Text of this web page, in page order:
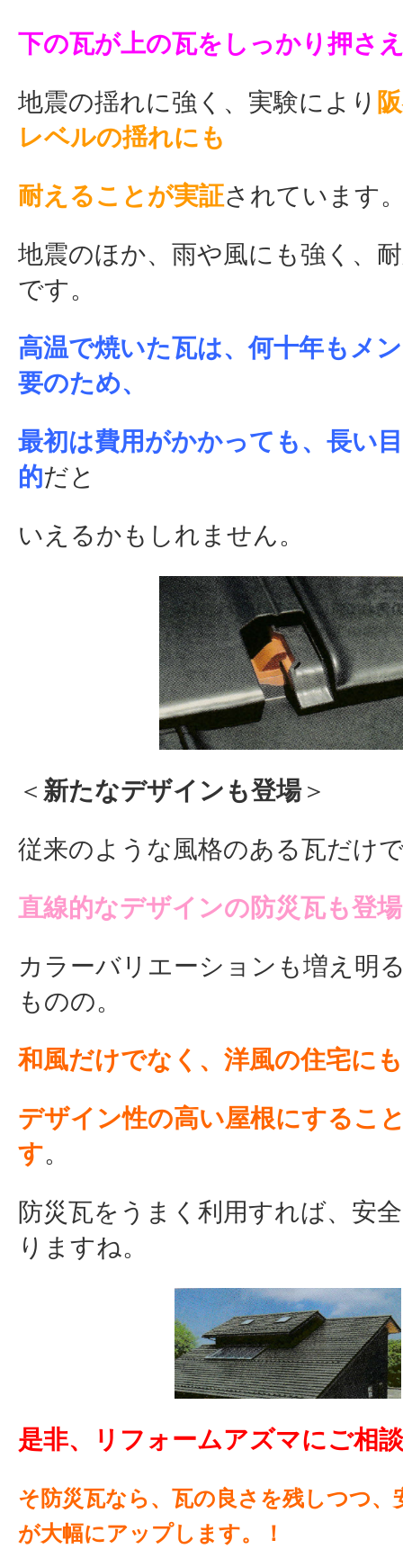
下の瓦が上の瓦をしっかり押さ
地震の揺れに強く、実験により
レベルの揺れにも
耐えることが実証されています
地震のほか、雨や風にも強く、
です。
高温で焼いた瓦は、何十年もメ
要のため、
最初は費用がかかっても、長い
的だと
いえるかもしれません。
＜ 新たなデザインも登場＞
従来のような風格のある瓦だけ
直線的なデザインの防災瓦も登場
カラーバリエーションも増え明
ものの。
和風だけでなく、洋風の住宅に
デザイン性の高い屋根にするこ
す。
防災瓦をうまく利用すれば、安
りますね。
是非、リフォームアズマにご相
そ防災瓦なら、瓦の良さを残しつつ、
が大幅にアップします。！